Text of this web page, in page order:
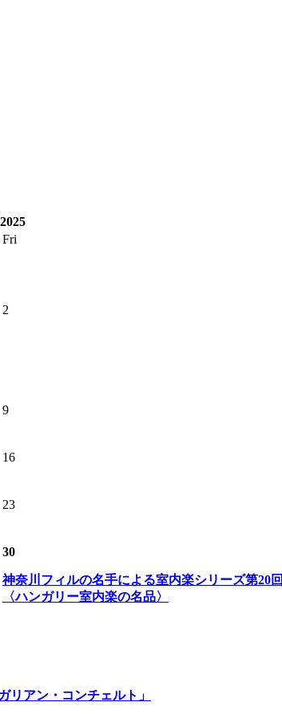
Fri
2
9
16
23
30
神奈川フィルの名手による室内楽シリーズ第20回
〈ハンガリー室内楽の名品〉
リアン・コンチェルト」